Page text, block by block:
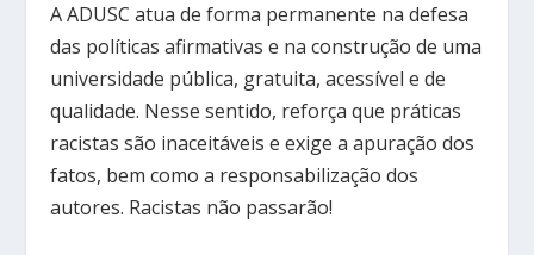
A ADUSC atua de forma permanente na defesa
das políticas afirmativas e na construção de uma
universidade pública, gratuita, acessível e de
qualidade. Nesse sentido, reforça que práticas
racistas são inaceitáveis e exige a apuração dos
fatos, bem como a responsabilização dos
autores. Racistas não passarão!